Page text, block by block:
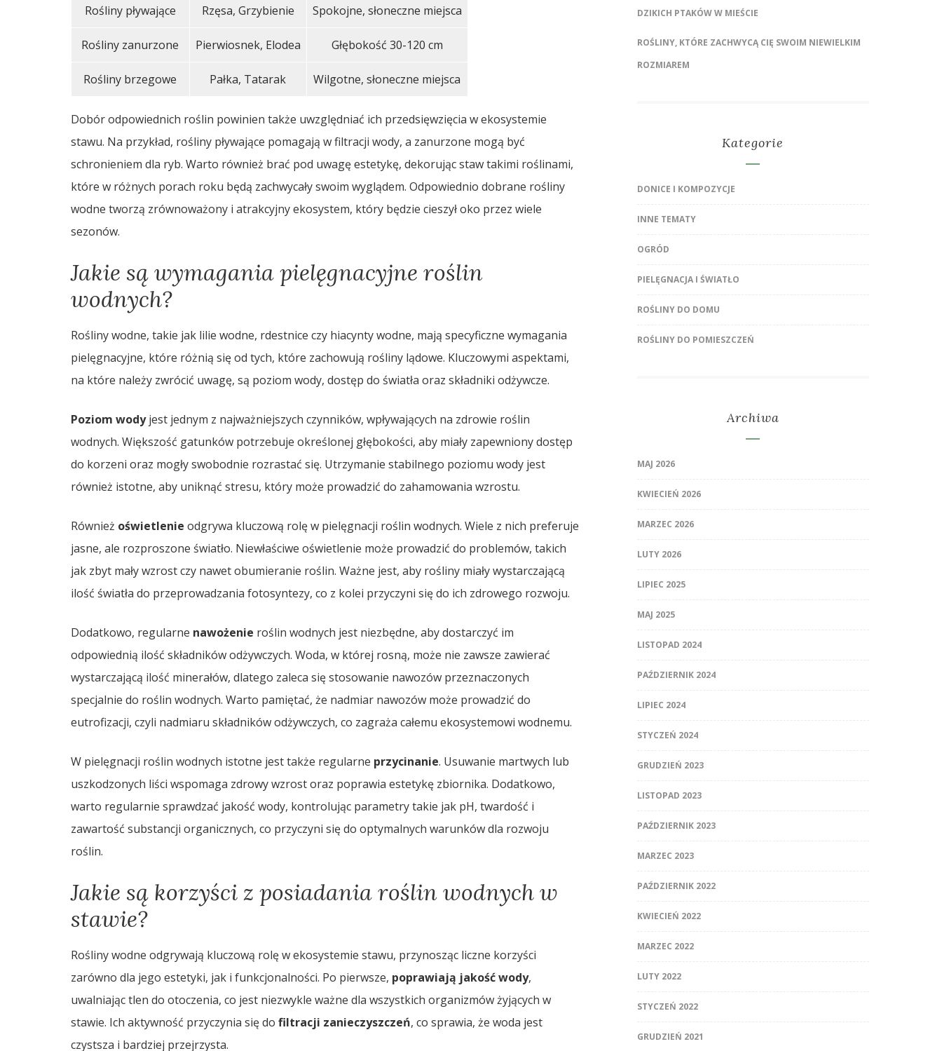
Rośliny pływające Rzęsa, Grzybienie Spokojne, słoneczne miejsca
Rośliny zanurzone Pierwiosnek, Elodea Głębokość 30-120 cm
Rośliny brzegowe Pałka, Tatarak Wilgotne, słoneczne miejsca
Dobór odpowiednich roślin powinien także uwzględniać ich przedsięwzięcia w ekosystemie
stawu. Na przykład, rośliny pływające pomagają w filtracji wody, a zanurzone mogą być
schronieniem dla ryb. Warto również brać pod uwagę estetykę, dekorując staw takimi roślinami,
które w różnych porach roku będą zachwycały swoim wyglądem. Odpowiednio dobrane rośliny
wodne tworzą zrównoważony i atrakcyjny ekosystem, który będzie cieszył oko przez wiele
sezonów.
Jakie są wymagania pielęgnacyjne roślin
wodnych?
Rośliny wodne, takie jak lilie wodne, rdestnice czy hiacynty wodne, mają specyficzne wymagania
pielęgnacyjne, które różnią się od tych, które zachowują rośliny lądowe. Kluczowymi aspektami,
na które należy zwrócić uwagę, są poziom wody, dostęp do światła oraz składniki odżywcze.
Poziom wodyjest jednym z najważniejszych czynników, wpływających na zdrowie roślin
wodnych. Większość gatunków potrzebuje określonej głębokości, aby miały zapewniony dostęp
do korzeni oraz mogły swobodnie rozrastać się. Utrzymanie stabilnego poziomu wody jest
również istotne, aby uniknąć stresu, który może prowadzić do zahamowania wzrostu.
Również oświetlenie odgrywa kluczową rolę w pielęgnacji roślin wodnych. Wiele z nich preferuje
jasne, ale rozproszone światło. Niewłaściwe oświetlenie może prowadzić do problemów, takich
jak zbyt mały wzrost czy nawet obumieranie roślin. Ważne jest, aby rośliny miały wystarczającą
ilość światła do przeprowadzania fotosyntezy, co z kolei przyczyni się do ich zdrowego rozwoju.
Dodatkowo, regularne nawożenie roślin wodnych jest niezbędne, aby dostarczyć im
odpowiednią ilość składników odżywczych. Woda, w której rosną, może nie zawsze zawierać
wystarczającą ilość minerałów, dlatego zaleca się stosowanie nawozów przeznaczonych
specjalnie do roślin wodnych. Warto pamiętać, że nadmiar nawozów może prowadzić do
eutrofizacji, czyli nadmiaru składników odżywczych, co zagraża całemu ekosystemowi wodnemu.
W pielęgnacji roślin wodnych istotne jest także regularne przycinanie. Usuwanie martwych lub
uszkodzonych liści wspomaga zdrowy wzrost oraz poprawia estetykę zbiornika. Dodatkowo,
warto regularnie sprawdzać jakość wody, kontrolując parametry takie jak pH, twardość i
zawartość substancji organicznych, co przyczyni się do optymalnych warunków dla rozwoju
roślin.
Jakie są korzyści z posiadania roślin wodnych w
stawie?
Rośliny wodne odgrywają kluczową rolę w ekosystemie stawu, przynosząc liczne korzyści
zarówno dla jego estetyki, jak i funkcjonalności. Po pierwsze, poprawiają jakość wody,
uwalniając tlen do otoczenia, co jest niezwykle ważne dla wszystkich organizmów żyjących w
stawie. Ich aktywność przyczynia się do filtracji zanieczyszczeń, co sprawia, że woda jest
czystsza i bardziej przejrzysta.
DZIKICH PTAKÓW W MIEŚCIE
ROŚLINY, KTÓRE ZACHWYCĄ CIĘ SWOIM NIEWIELKIM
ROZMIAREM
Kategorie
DONICE I KOMPOZYCJE
INNE TEMATY
OGRÓD
PIELĘGNACJA I ŚWIATŁO
ROŚLINY DO DOMU
ROŚLINY DO POMIESZCZEŃ
Archiwa
MAJ 2026
KWIECIEŃ 2026
MARZEC 2026
LUTY 2026
LIPIEC 2025
MAJ 2025
LISTOPAD 2024
PAŹDZIERNIK 2024
LIPIEC 2024
STYCZEŃ 2024
GRUDZIEŃ 2023
LISTOPAD 2023
PAŹDZIERNIK 2023
MARZEC 2023
PAŹDZIERNIK 2022
KWIECIEŃ 2022
MARZEC 2022
LUTY 2022
STYCZEŃ 2022
GRUDZIEŃ 2021